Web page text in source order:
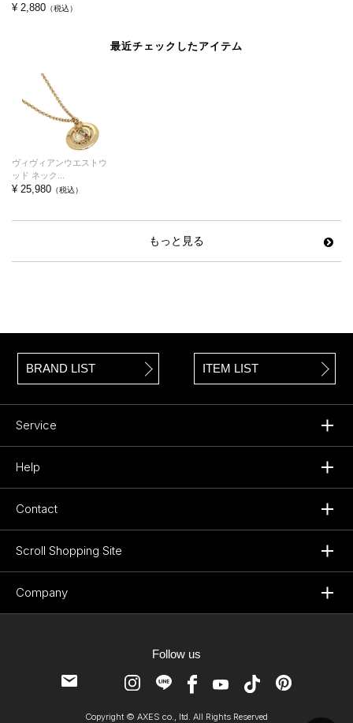
¥ 2,880 （税込）
最近チェックしたアイテム
ヴィヴィアンウエストウ
ッド ネック...
¥ 25,980 （税込）
もっと見る
BRAND LIST ITEM LIST
Service
Help
Contact
Scroll Shopping Site
Company
Follow us
Copyright © AXES co., ltd. All Rights Reserved